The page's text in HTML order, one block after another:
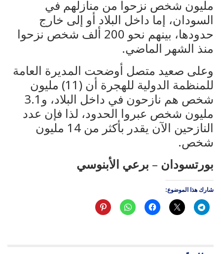
مليون شخص نزحوا من منازلهم في
السودان، إما داخل البلاد أو إلى خارج
حدودها، بينهم نحو 200 ألف شخص نزحوا
منذ الشهر الماضي.
وعلى صعيد متصل أوضحت المديرة العامة
للمنظمة الدولية للهجرة أن (11) مليون
شخص هم نازحون في داخل البلاد، و3.1
مليون شخص عبروا الحدود، لذا فإن عدد
النازحين الآن يقدر بأكثر من 14 مليون
شخص.
بورتسودان – برعي الأبنوسي
شارك هذا الموضوع: